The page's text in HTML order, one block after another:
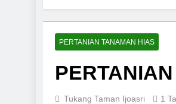
PERTANIAN TANAMAN HIAS
Tukang Taman Ijoasri 1